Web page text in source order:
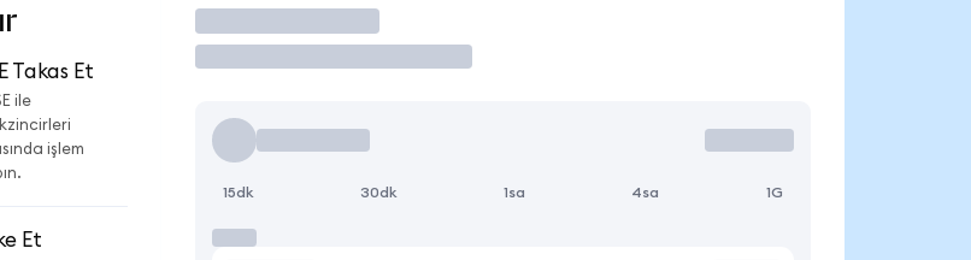
Takas Et
ile
işlem
Et
İşlem Yap
15dk 30dk 1sa 4sa 1G